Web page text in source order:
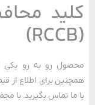
رو به رو یکی از با
تماس بگیرید. با مجموعه